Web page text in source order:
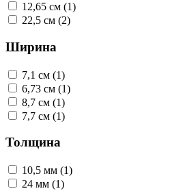
12,65 см (1)
22,5 см (2)
Ширина
7,1 см (1)
6,73 см (1)
8,7 см (1)
7,7 см (1)
Толщина
10,5 мм (1)
24 мм (1)